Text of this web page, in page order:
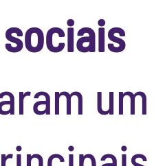
um